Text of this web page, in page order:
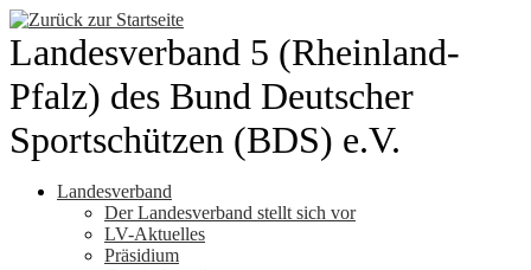
Zum
Inhalt
springen
Landesverband 5 (Rheinland-
Pfalz) des Bund Deutscher
Sportschützen (BDS) e.V.
Landesverband
Der Landesverband stellt sich vor
LV-Aktuelles
Präsidium